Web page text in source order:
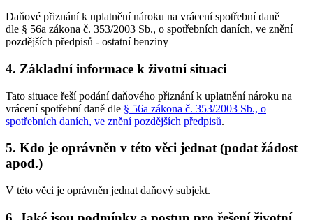
Daňové přiznání k uplatnění nároku na vrácení spotřební daně
dle § 56a zákona č. 353/2003 Sb., o spotřebních daních, ve znění
pozdějších předpisů - ostatní benziny
4. Základní informace k životní situaci
Tato situace řeší podání daňového přiznání k uplatnění nároku na
vrácení spotřební daně dle § 56a zákona č. 353/2003 Sb., o
spotřebních daních, ve znění pozdějších předpisů.
5. Kdo je oprávněn v této věci jednat (podat žádost
apod.)
V této věci je oprávněn jednat daňový subjekt.